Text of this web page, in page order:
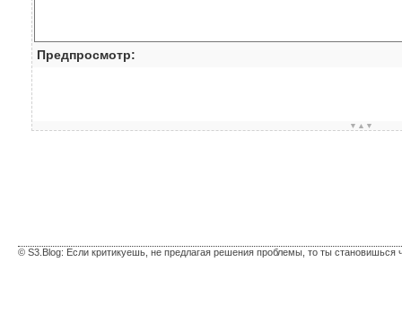
Предпросмотр:
▼▲▼
© S3.Blog: Если критикуешь, не предлагая решения проблемы, то ты становишься